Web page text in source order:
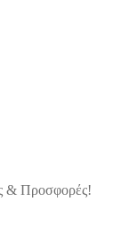
& Προσφορές!